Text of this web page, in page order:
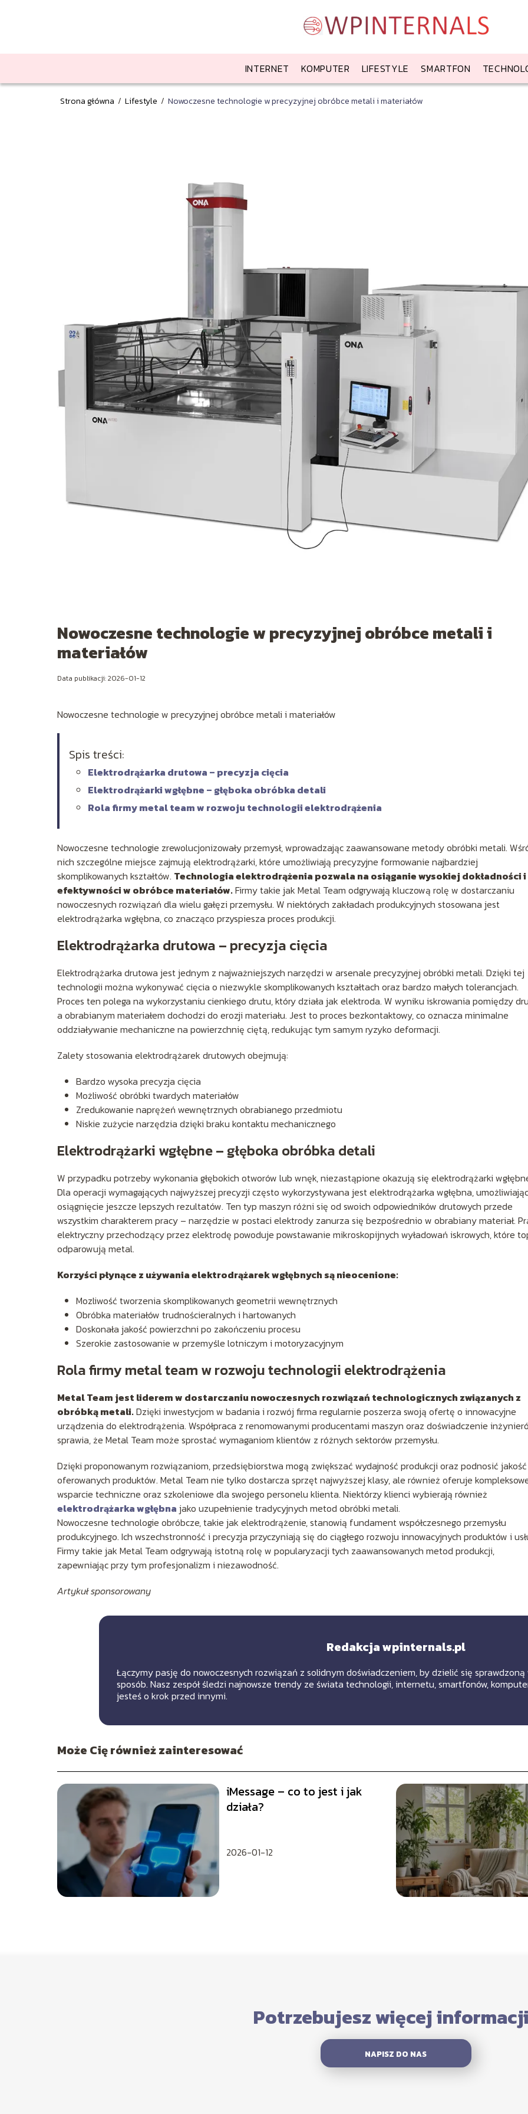
INTERNET KOMPUTER LIFESTYLE SMARTFON
Strona główna / Lifestyle / Nowoczesne technologie w precyzyjnej obróbce metali i materiałów
Nowoczesne technologie w precyzyjnej obróbce metali i
materiałów
Data publikacji: 2026-01-12
Nowoczesne technologie w precyzyjnej obróbce metali i materiałów
Spis treści:
Elektrodrążarka drutowa – precyzja cięcia
Elektrodrążarki wgłębne – głęboka obróbka detali
Rola firmy metal team w rozwoju technologii elektrodrążenia
Nowoczesne technologie zrewolucjonizowały przemysł, wprowadzając zaawansowane metody obróbki metali.
nich szczególne miejsce zajmują elektrodrążarki, które umożliwiają precyzyjne formowanie najbardziej
skomplikowanych kształtów. Technologia elektrodrążenia pozwala na osiąganie wysokiej dokładności i
efektywności w obróbce materiałów.Firmy takie jak Metal Team odgrywają kluczową rolę w dostarczaniu
nowoczesnych rozwiązań dla wielu gałęzi przemysłu. W niektórych zakładach produkcyjnych stosowana jest
elektrodrążarka wgłębna, co znacząco przyspiesza proces produkcji.
Elektrodrążarka drutowa – precyzja cięcia
Elektrodrążarka drutowa jest jednym z najważniejszych narzędzi w arsenale precyzyjnej obróbki metali. Dzięki tej
technologii można wykonywać cięcia o niezwykle skomplikowanych kształtach oraz bardzo małych tolerancjach.
Proces ten polega na wykorzystaniu cienkiego drutu, który działa jak elektroda. W wyniku iskrowania pomiędzy
a obrabianym materiałem dochodzi do erozji materiału. Jest to proces bezkontaktowy, co oznacza minimalne
oddziaływanie mechaniczne na powierzchnię ciętą, redukując tym samym ryzyko deformacji.
Zalety stosowania elektrodrążarek drutowych obejmują:
Bardzo wysoka precyzja cięcia
Możliwość obróbki twardych materiałów
Zredukowanie naprężeń wewnętrznych obrabianego przedmiotu
Niskie zużycie narzędzia dzięki braku kontaktu mechanicznego
Elektrodrążarki wgłębne – głęboka obróbka detali
W przypadku potrzeby wykonania głębokich otworów lub wnęk, niezastąpione okazują się elektrodrążarki
Dla operacji wymagających najwyższej precyzji często wykorzystywana jest elektrodrążarka wgłębna,
osiągnięcie jeszcze lepszych rezultatów. Ten typ maszyn różni się od swoich odpowiedników drutowych przede
wszystkim charakterem pracy – narzędzie w postaci elektrody zanurza się bezpośrednio w obrabiany materiał.
elektryczny przechodzący przez elektrodę powoduje powstawanie mikroskopijnych wyładowań iskrowych, które
odparowują metal.
Korzyści płynące z używania elektrodrążarek wgłębnych są nieocenione:
Mozliwość tworzenia skomplikowanych geometrii wewnętrznych
Obróbka materiałów trudnościeralnych i hartowanych
Doskonała jakość powierzchni po zakończeniu procesu
Szerokie zastosowanie w przemyśle lotniczym i motoryzacyjnym
Rola firmy metal team w rozwoju technologii elektrodrążenia
Metal Team jest liderem w dostarczaniu nowoczesnych rozwiązań technologicznych związanych z
obróbką metali.Dzięki inwestycjom w badania i rozwój firma regularnie poszerza swoją ofertę o innowacyjne
urządzenia do elektrodrążenia. Współpraca z renomowanymi producentami maszyn oraz doświadczenie
sprawia, że Metal Team może sprostać wymaganiom klientów z różnych sektorów przemysłu.
Dzięki proponowanym rozwiązaniom, przedsiębiorstwa mogą zwiększać wydajność produkcji oraz podnosić jakość
oferowanych produktów. Metal Team nie tylko dostarcza sprzęt najwyższej klasy, ale również oferuje
wsparcie techniczne oraz szkoleniowe dla swojego personelu klienta. Niektórzy klienci wybierają również
elektrodrążarka wgłębna jako uzupełnienie tradycyjnych metod obróbki metali.
Nowoczesne technologie obróbcze, takie jak elektrodrążenie, stanowią fundament współczesnego przemysłu
produkcyjnego. Ich wszechstronność i precyzja przyczyniają się do ciągłego rozwoju innowacyjnych produktów i
Firmy takie jak Metal Team odgrywają istotną rolę w popularyzacji tych zaawansowanych metod produkcji,
zapewniając przy tym profesjonalizm i niezawodność.
Artykuł sponsorowany
Redakcja wpinternals.pl
Łączymy pasję do nowoczesnych rozwiązań z solidnym doświadczeniem, by dzielić się
sposób. Nasz zespół śledzi najnowsze trendy ze świata technologii, internetu, smartfonów,
jesteś o krok przed innymi.
Może Cię również zainteresować
iMessage – co to jest i jak
działa?
2026-01-12
Potrzebujesz więcej
NAPISZ DO NAS